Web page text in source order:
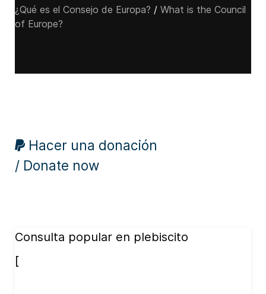
¿Qué es el Consejo de Europa? / What is the Council
of Europe?
Hacer una donación
/ Donate now
Consulta popular en plebiscito
[